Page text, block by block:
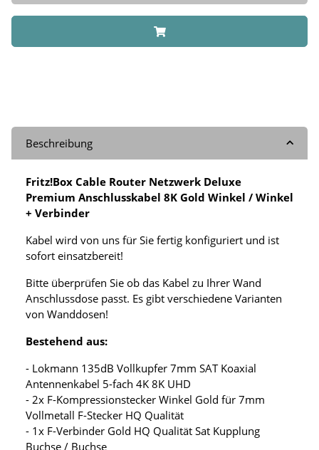
Beschreibung
Fritz!Box Cable Router Netzwerk Deluxe
Premium Anschlusskabel 8K Gold Winkel / Winkel
+ Verbinder
Kabel wird von uns für Sie fertig konfiguriert und ist
sofort einsatzbereit!
Bitte überprüfen Sie ob das Kabel zu Ihrer Wand
Anschlussdose passt. Es gibt verschiedene Varianten
von Wanddosen!
Bestehend aus:
- Lokmann 135dB Vollkupfer 7mm SAT Koaxial
Antennenkabel 5-fach 4K 8K UHD
- 2x F-Kompressionstecker Winkel Gold für 7mm
Vollmetall F-Stecker HQ Qualität
- 1x F-Verbinder Gold HQ Qualität Sat Kupplung
Buchse / Buchse